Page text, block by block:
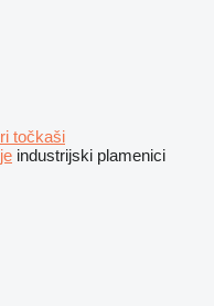
točkaši
industrijski plamenici